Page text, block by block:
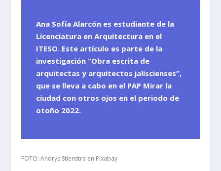
Ana Sofía Alarcón es estudiante de la
Licenciatura en Arquitectura en el
ITESO. Este artículo es parte de la
investigación “Obra escrita de
arquitectas y arquitectos jaliscienses”,
que se lleva a cabo en el PAP Mirar la
ciudad con otros ojos en el periodo de
otoño 2022.
FOTO: Andrys Stienstra en Pixabay